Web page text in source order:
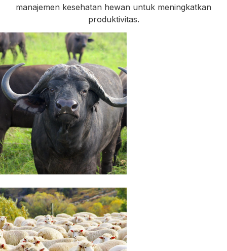
manajemen kesehatan hewan untuk meningkatkan
produktivitas.